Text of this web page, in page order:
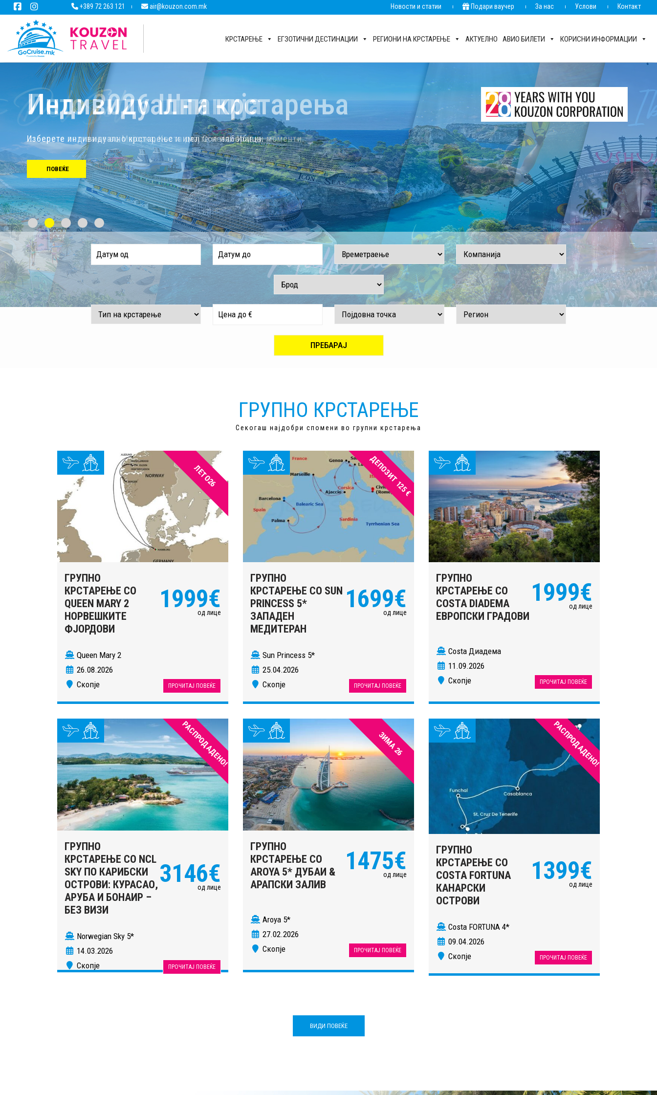
+389 72 263 121 air@kouzon.com.mk Новости и статии Подари ваучер За нас Услови Контакт
КРСТАРЕЊЕ ЕГЗОТИЧНИ ДЕСТИНАЦИИ РЕГИОНИ НА КРСТАРЕЊЕ АКТУЕЛНО АВИО БИЛЕТИ КОРИСНИ ИНФОРМАЦИИ
Индивидуални крстарења
Изберете индивидуално крстарење и имајте незаборавни моменти.
ПОВЕЌЕ
ГРУПНО КРСТАРЕЊЕ
Секогаш најдобри спомени во групни крстарења
ЛЕТО26
ГРУПНО
КРСТАРЕЊЕ СО
QUEEN MARY 2
НОРВЕШКИТЕ
ФЈОРДОВИ
1999€
од лице
Queen Mary 2
26.08.2026
Скопје
ПРОЧИТАЈ ПОВЕЌЕ
ДЕПОЗИТ 125 €
ГРУПНО
КРСТАРЕЊЕ СО SUN
PRINCESS 5*
ЗАПАДЕН
МЕДИТЕРАН
1699€
од лице
Sun Princess 5*
25.04.2026
Скопје
ПРОЧИТАЈ ПОВЕЌЕ
ГРУПНО
КРСТАРЕЊЕ СО
COSTA DIADEMA
ЕВРОПСКИ ГРАДОВИ
1999€
од лице
Costa Диадема
11.09.2026
Скопје
ПРОЧИТАЈ ПОВЕЌЕ
РАСПРОДАДЕНО!
ГРУПНО
КРСТАРЕЊЕ СО NCL
SKY ПО КАРИБСКИ
ОСТРОВИ: КУРАСАО,
АРУБА И БОНАИР –
БЕЗ ВИЗИ
3146€
од лице
Norwegian Sky 5*
14.03.2026
Скопје
ПРОЧИТАЈ ПОВЕЌЕ
ЗИМА 26
ГРУПНО
КРСТАРЕЊЕ СО
AROYA 5* ДУБАИ &
АРАПСКИ ЗАЛИВ
1475€
од лице
Aroya 5*
27.02.2026
Скопје
ПРОЧИТАЈ ПОВЕЌЕ
РАСПРОДАДЕНО!
ГРУПНО
КРСТАРЕЊЕ СО
COSTA FORTUNA
КАНАРСКИ
ОСТРОВИ
1399€
од лице
Costa FORTUNA 4*
09.04.2026
Скопје
ПРОЧИТАЈ ПОВЕЌЕ
ВИДИ ПОВЕЌЕ